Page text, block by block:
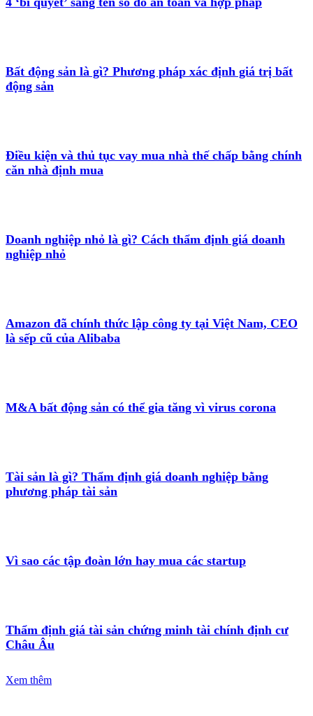
Bất động sản là gì? Phương pháp xác định giá trị bất
động sản
Điều kiện và thủ tục vay mua nhà thế chấp bằng chính
căn nhà định mua
Doanh nghiệp nhỏ là gì? Cách thẩm định giá doanh
nghiệp nhỏ
Amazon đã chính thức lập công ty tại Việt Nam, CEO
là sếp cũ của Alibaba
M&A bất động sản có thể gia tăng vì virus corona
Tài sản là gì? Thẩm định giá doanh nghiệp bằng
phương pháp tài sản
Vì sao các tập đoàn lớn hay mua các startup
Thẩm định giá tài sản chứng minh tài chính định cư
Châu Âu
Xem thêm